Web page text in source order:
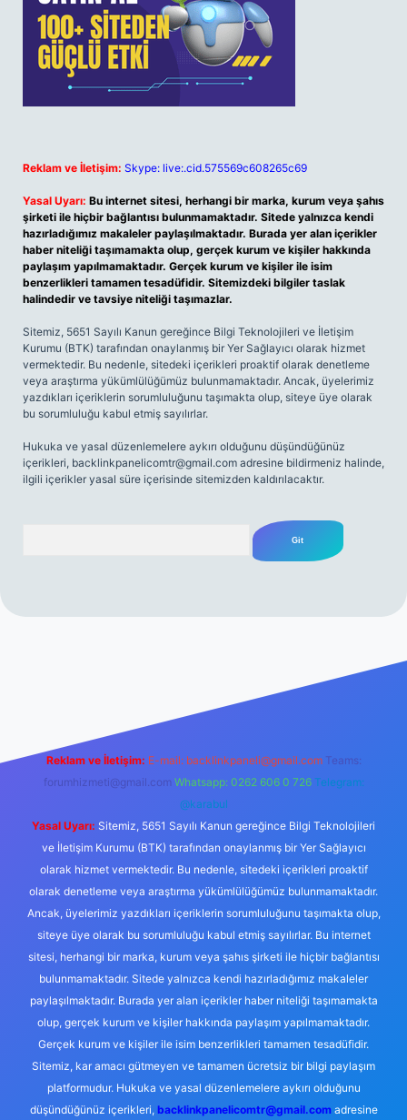
Reklam ve İletişim: Skype: live:.cid.575569c608265c69
Yasal Uyarı: Bu internet sitesi, herhangi bir marka, kurum veya şahıs
şirketi ile hiçbir bağlantısı bulunmamaktadır. Sitede yalnızca kendi
hazırladığımız makaleler paylaşılmaktadır. Burada yer alan içerikler
haber niteliği taşımamakta olup, gerçek kurum ve kişiler hakkında
paylaşım yapılmamaktadır. Gerçek kurum ve kişiler ile isim
benzerlikleri tamamen tesadüfidir. Sitemizdeki bilgiler taslak
halindedir ve tavsiye niteliği taşımazlar.
Sitemiz, 5651 Sayılı Kanun gereğince Bilgi Teknolojileri ve İletişim
Kurumu (BTK) tarafından onaylanmış bir Yer Sağlayıcı olarak hizmet
vermektedir. Bu nedenle, sitedeki içerikleri proaktif olarak denetleme
veya araştırma yükümlülüğümüz bulunmamaktadır. Ancak, üyelerimiz
yazdıkları içeriklerin sorumluluğunu taşımakta olup, siteye üye olarak
bu sorumluluğu kabul etmiş sayılırlar.
Hukuka ve yasal düzenlemelere aykırı olduğunu düşündüğünüz
içerikleri, backlinkpanelicomtr@gmail.com adresine bildirmeniz halinde,
ilgili içerikler yasal süre içerisinde sitemizden kaldırılacaktır.
Reklam ve İletişim: E-mail: backlinkpaneli@gmail.com Teams:
forumhizmeti@gmail.com Whatsapp: 0262 606 0 726 Telegram:
@karabul
Yasal Uyarı: Sitemiz, 5651 Sayılı Kanun gereğince Bilgi Teknolojileri
ve İletişim Kurumu (BTK) tarafından onaylanmış bir Yer Sağlayıcı
olarak hizmet vermektedir. Bu nedenle, sitedeki içerikleri proaktif
olarak denetleme veya araştırma yükümlülüğümüz bulunmamaktadır.
Ancak, üyelerimiz yazdıkları içeriklerin sorumluluğunu taşımakta olup,
siteye üye olarak bu sorumluluğu kabul etmiş sayılırlar. Bu internet
sitesi, herhangi bir marka, kurum veya şahıs şirketi ile hiçbir bağlantısı
bulunmamaktadır. Sitede yalnızca kendi hazırladığımız makaleler
paylaşılmaktadır. Burada yer alan içerikler haber niteliği taşımamakta
olup, gerçek kurum ve kişiler hakkında paylaşım yapılmamaktadır.
Gerçek kurum ve kişiler ile isim benzerlikleri tamamen tesadüfidir.
Sitemiz, kar amacı gütmeyen ve tamamen ücretsiz bir bilgi paylaşım
platformudur. Hukuka ve yasal düzenlemelere aykırı olduğunu
düşündüğünüz içerikleri, backlinkpanelicomtr@gmail.comadresine